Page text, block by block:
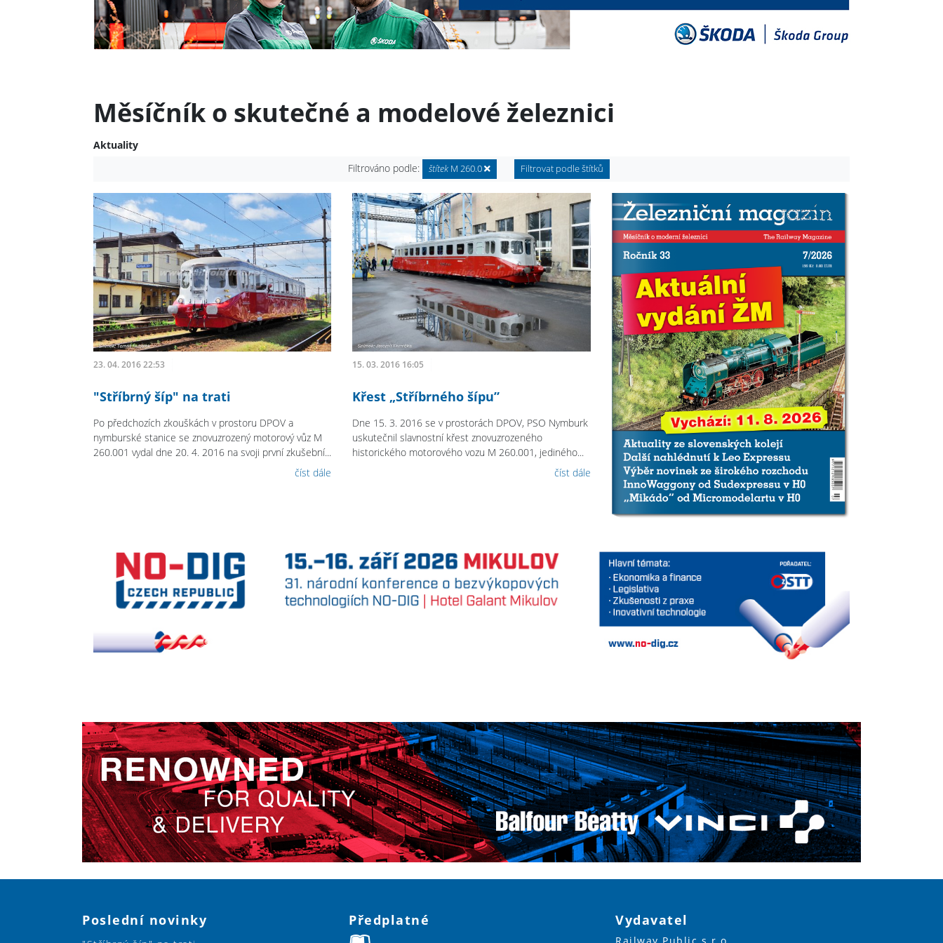
Měsíčník o skutečné a modelové železnici
Aktuality
Filtrováno podle:
štítek M 260.0 Filtrovat podle štítků
23. 04. 2016 22:53
"Stříbrný šíp" na trati
Po předchozích zkouškách v prostoru DPOV a
nymburské stanice se znovuzrozený motorový vůz M
260.001 vydal dne 20. 4. 2016 na svoji první zkušební...
číst dále
15. 03. 2016 16:05
Křest „Stříbrného šípu”
Dne 15. 3. 2016 se v prostorách DPOV, PSO Nymburk
uskutečnil slavnostní křest znovuzrozeného
historického motorového vozu M 260.001, jediného...
číst dále
Poslední novinky Předplatné Vydavatel